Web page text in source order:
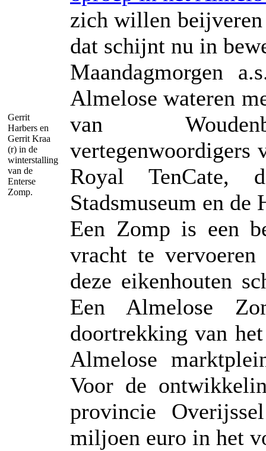
Gerrit
Harbers en
Gerrit Kraa
(r) in de
winterstalling
van de
Enterse
Zomp.
zich willen
dat schijnt nu in
Maandagmorgen
Almelose wateren
van
vertegenwoordigers
Royal TenCate,
Stadsmuseum en
Een Zomp is een
vracht te vervoeren
deze eikenhouten
Een Almelose
doortrekking van
Almelose
Voor de
provincie
miljoen euro in het